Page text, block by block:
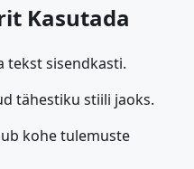
Kasutada
tekst sisendkasti.
tähestiku stiili jaoks.
kohe tulemuste